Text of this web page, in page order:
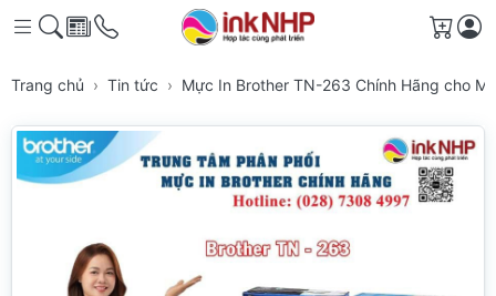
Giỏ
Trang chủ Tin tức Mực In Brother TN-263 Chính Hãng cho